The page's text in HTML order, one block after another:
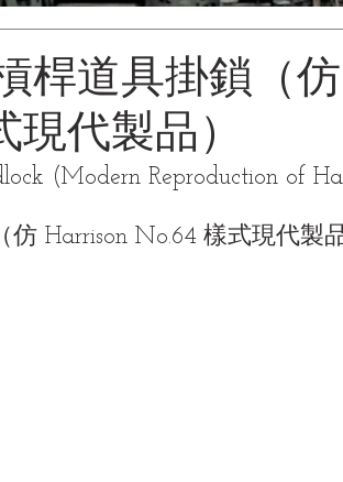
桿道具掛鎖（仿
現代製品）
(Modern Reproduction of
Harrison No.64 樣式現代製品